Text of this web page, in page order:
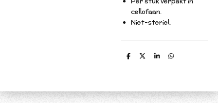
cellofaan.
Niet-steriel.
D
D
S
D